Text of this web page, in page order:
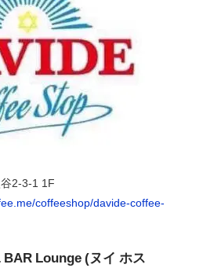
2-3-1 1F
coffeeshop/davide-coffee-
BAR Lounge (ヌイ ホス